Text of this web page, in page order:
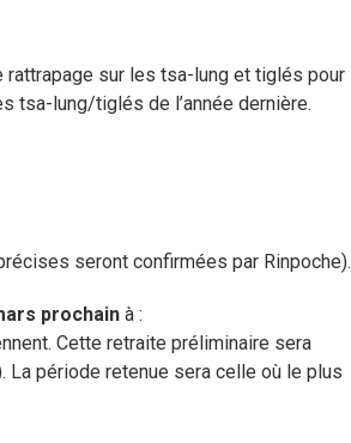
rattrapage sur les tsa-lung et tiglés pour
tsa-lung/tiglés de l’année dernière.
seront confirmées par Rinpoche).
prochain à :
Cette retraite préliminaire sera
La période retenue sera celle où le plus